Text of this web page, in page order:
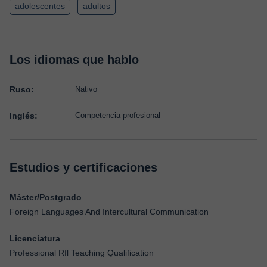
adolescentes adultos
Los idiomas que hablo
Ruso: Nativo
Inglés: Competencia profesional
Estudios y certificaciones
Máster/Postgrado
Foreign Languages And Intercultural Communication
Licenciatura
Professional Rfl Teaching Qualification